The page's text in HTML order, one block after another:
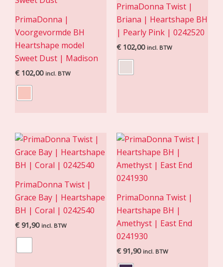
PrimaDonna |
Voorgevormde BH
Heartshape model
Sweet Dust | Madison
€ 102,00 incl. BTW
PrimaDonna Twist |
Briana | Heartshape BH
| Pearly Pink | 0242520
€ 102,00 incl. BTW
PrimaDonna Twist |
Grace Bay | Heartshape
BH | Coral | 0242540
€ 91,90 incl. BTW
PrimaDonna Twist |
Heartshape BH |
Amethyst | East End
0241930
€ 91,90 incl. BTW